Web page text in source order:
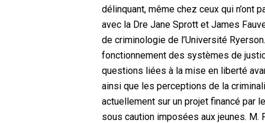
Appuyez sur Entrée pour lancer la recherche ou
délinquant, même chez ceux qui n’ont
avec la Dre Jane Sprott et James
de criminologie de l’Université
fonctionnement des systèmes de
questions liées à la mise en liberté
ainsi que les perceptions de la
actuellement sur un projet financé par
sous caution imposées aux jeunes. M.